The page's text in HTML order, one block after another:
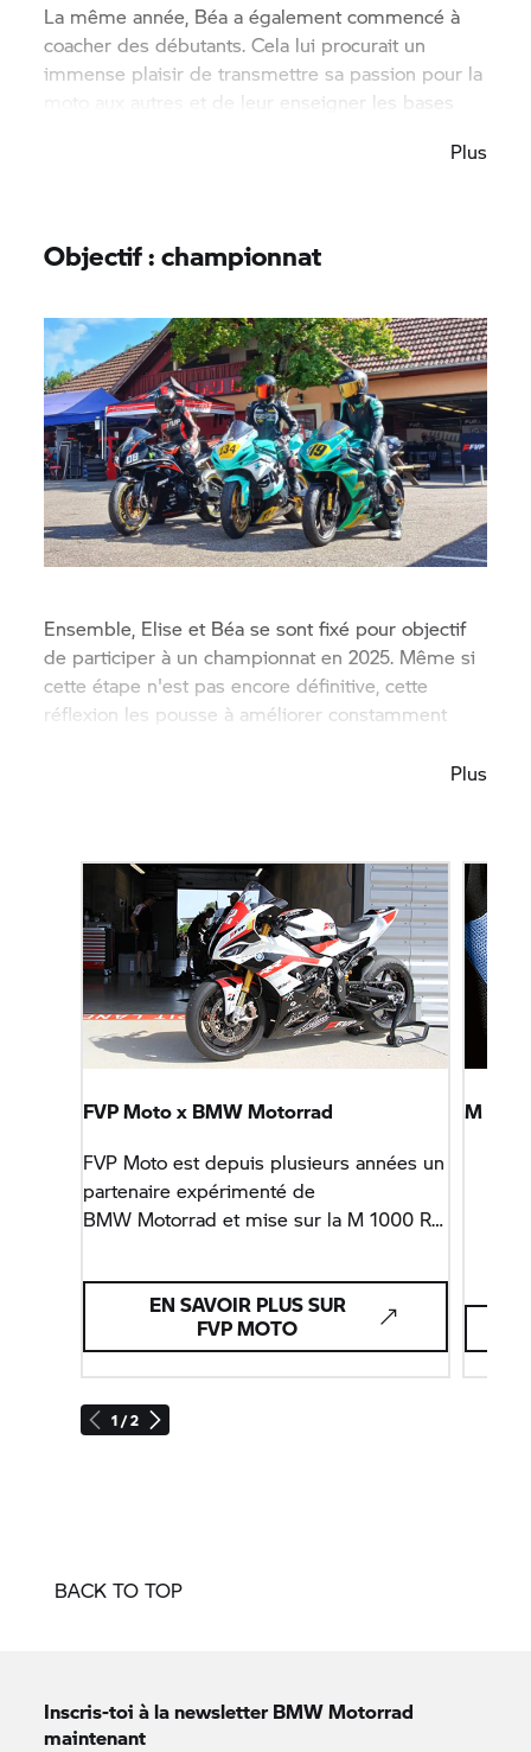
La même année, Béa a également commencé à
coacher des débutants. Cela lui procurait un
immense plaisir de transmettre sa passion pour la
moto aux autres et de leur enseigner les bases
Plus
Objectif : championnat
Ensemble, Elise et Béa se sont fixé pour objectif
de participer à un championnat en 2025. Même si
cette étape n'est pas encore définitive, cette
réflexion les pousse à améliorer constamment
Plus
1 / 2
FVP Moto x BMW Motorrad
FVP Moto est depuis plusieurs années un
partenaire expérimenté de
BMW Motorrad et mise sur la M 1000 RR
EN SAVOIR PLUS SUR
FVP MOTO
M Pro
BACK TO TOP
Inscris-toi à la newsletterBMW Motorrad
maintenant